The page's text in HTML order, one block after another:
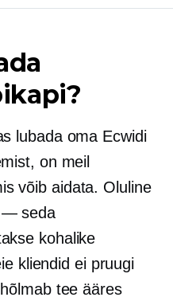
lubada oma Ecwidi
on meil
võib aidata. Oluline
— seda
kohalike
kliendid ei pruugi
tee ääres